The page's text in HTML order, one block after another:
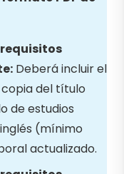
requisitos
Deberá incluir el
del título
de estudios
(mínimo
actualizado.